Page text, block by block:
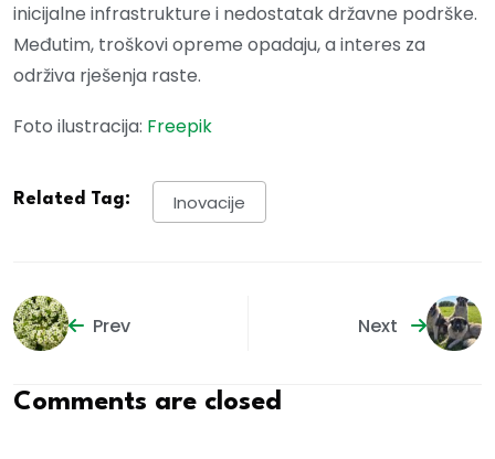
inicijalne infrastrukture i nedostatak državne podrške.
Međutim, troškovi opreme opadaju, a interes za
održiva rješenja raste.
Foto ilustracija: Freepik
Related Tag: Inovacije
Prev Next
Comments are closed